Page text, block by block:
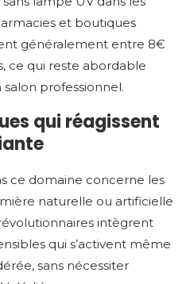
et boutiques
généralement entre 8€
ce qui reste abordable
professionnel.
qui réagissent
ce domaine concerne les
naturelle ou artificielle
intègrent
qui s’activent même
sans nécessiter